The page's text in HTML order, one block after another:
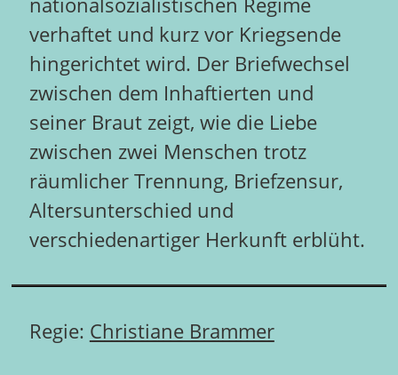
verhaftet und kurz vor Kriegsende
hingerichtet wird. Der Briefwechsel
zwischen dem Inhaftierten und
seiner Braut zeigt, wie die Liebe
zwischen zwei Menschen trotz
räumlicher Trennung, Briefzensur,
Altersunterschied und
verschiedenartiger Herkunft erblüht.
Regie: Christiane Brammer